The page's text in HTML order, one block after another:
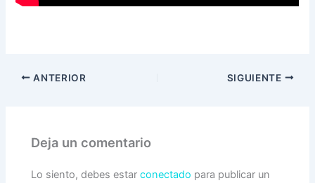
ANTERIOR SIGUIENTE
Deja un comentario
Lo siento, debes estarconectado para publicar un